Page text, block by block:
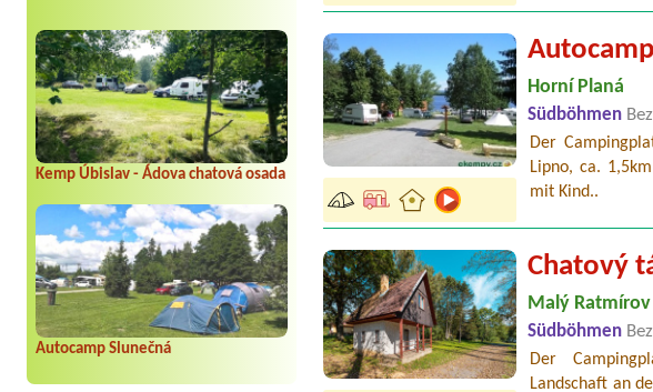
Kemp Úbislav - Ádova chatová osada
Autocamp Slunečná
Horní Planá
Südböhmen
Der
Lipno, ca.
mit Kind..
Chatový
Malý Ratmírov
Südböhmen
Der
Landschaft an